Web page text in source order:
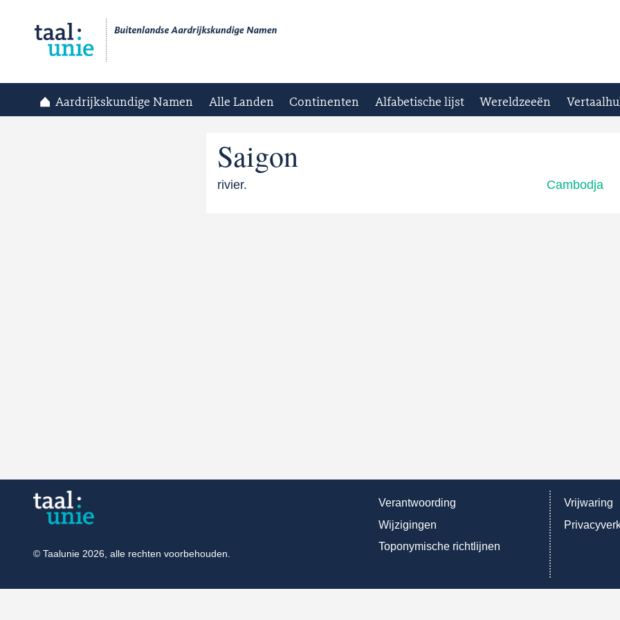
Aardrijkskundige Namen Alle Landen Continenten Alfabetische lijst Wereldzeeën
Saigon
Cambodja
rivier.
Verantwoording
Wijzigingen
Toponymische richtlijnen
Vrijwaring
© Taalunie 2026, alle rechten voorbehouden.